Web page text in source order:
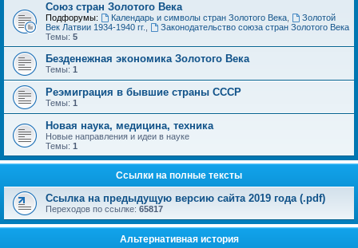
Cоюз стран Золотого Века
Подфорумы: Календарь и символы стран Золотого Века,
Золотой
Век Латвии 1934-1940 гг.
Законодательство союза стран Золотого Века
Темы: 5
Безденежная экономика Золотого Века
Темы: 1
Реэмиграция в бывшие страны СССР
Темы: 1
Новая наука, медицина, техника
Новые направления и идеи в науке
Темы: 1
Ссылки на полные тексты
Ссылка на предыдущую версию сайта 2019 года (.pdf)
Переходов по ссылке: 65817
Альтернативная история